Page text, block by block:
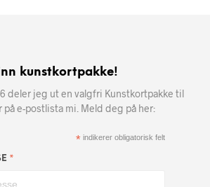
kunstkortpakke!
deler jeg ut en valgfri Kunstkortpakke til
på e-postlista mi. Meld deg på her:
* indikerer obligatorisk felt
*